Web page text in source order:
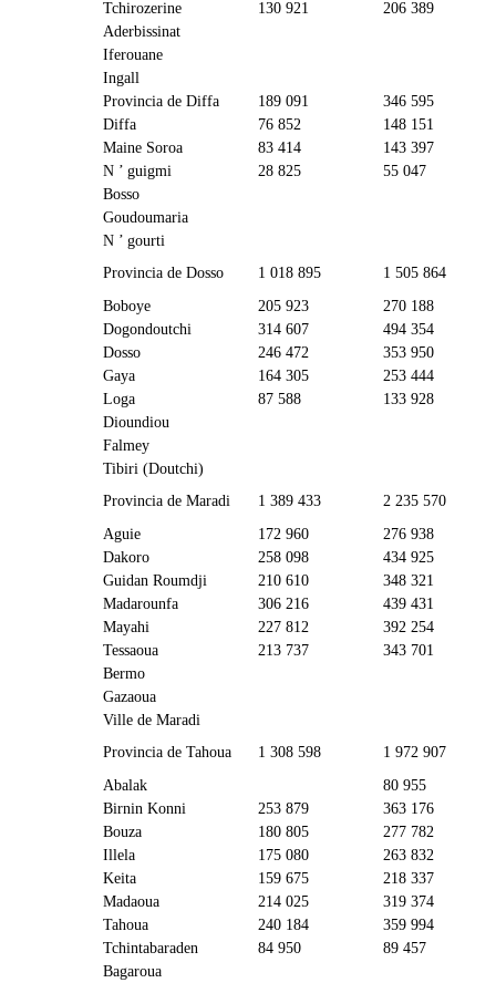
Tchirozerine
130 921
206 389
Aderbissinat
Iferouane
Ingall
Provincia de Diffa
189 091
346 595
Diffa
76 852
148 151
Maine Soroa
83 414
143 397
N ’ guigmi
28 825
55 047
Bosso
Goudoumaria
N ’ gourti
Provincia de Dosso
1 018 895
1 505 864
Boboye
205 923
270 188
Dogondoutchi
314 607
494 354
Dosso
246 472
353 950
Gaya
164 305
253 444
Loga
87 588
133 928
Dioundiou
Falmey
Tibiri (Doutchi)
Provincia de Maradi
1 389 433
2 235 570
Aguie
172 960
276 938
Dakoro
258 098
434 925
Guidan Roumdji
210 610
348 321
Madarounfa
306 216
439 431
Mayahi
227 812
392 254
Tessaoua
213 737
343 701
Bermo
Gazaoua
Ville de Maradi
Provincia de Tahoua
1 308 598
1 972 907
Abalak
80 955
Birnin Konni
253 879
363 176
Bouza
180 805
277 782
Illela
175 080
263 832
Keita
159 675
218 337
Madaoua
214 025
319 374
Tahoua
240 184
359 994
Tchintabaraden
84 950
89 457
Bagaroua